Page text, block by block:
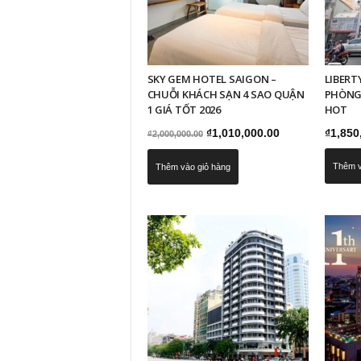
SKY GEM HOTEL SAIGON –
CHUỖI KHÁCH SẠN 4 SAO QUẬN
1 GIÁ TỐT 2026
₫2,000,000.00 Giá
gốc
là:
₫1,010,000.00Giá
Thêm vào giỏ hàng
HOT
₫
Thêm